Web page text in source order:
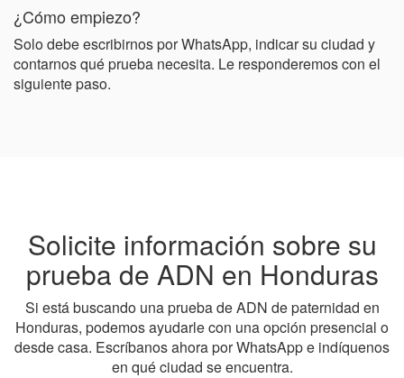
¿Cómo empiezo?
Solo debe escribirnos por WhatsApp, indicar su ciudad y
contarnos qué prueba necesita. Le responderemos con el
siguiente paso.
Solicite información sobre su
prueba de ADN en Honduras
Si está buscando una prueba de ADN de paternidad en
Honduras, podemos ayudarle con una opción presencial o
desde casa. Escríbanos ahora por WhatsApp e indíquenos
en qué ciudad se encuentra.